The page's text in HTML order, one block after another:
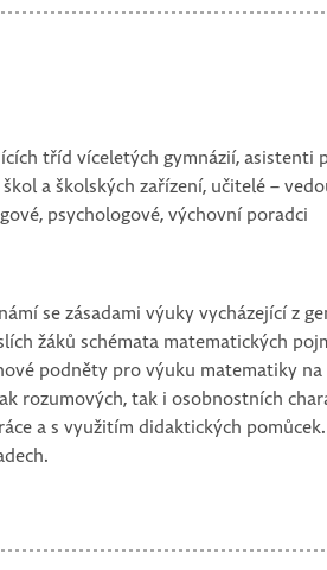
tříd víceletých gymnázií, asistenti
a školských zařízení, učitelé –
psychologové, výchovní poradci
se zásadami výuky vycházející z
žáků schémata matematických
podněty pro výuku matematiky na
rozumových, tak i osobnostních
a s využitím didaktických